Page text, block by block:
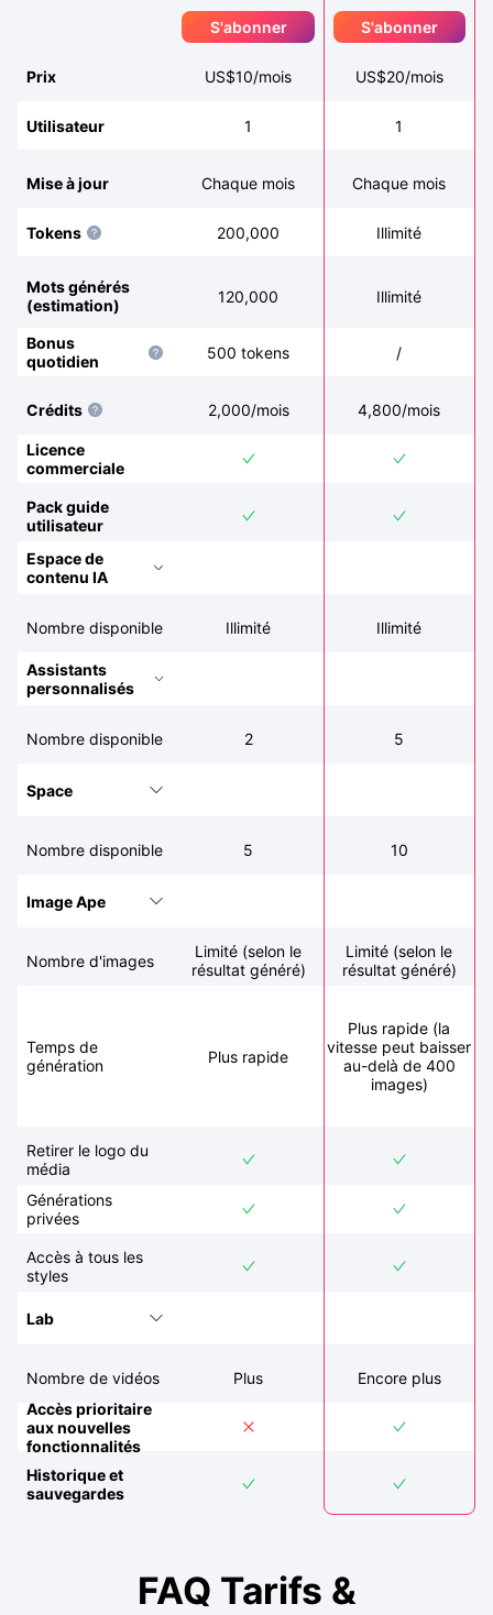
Prix
Utilisateur
Mise à jour
Tokens
Mots générés
(estimation)
Bonus
quotidien
Crédits
Licence
commerciale
Pack guide
utilisateur
Espace de
contenu IA
Nombre disponible
Assistants
personnalisés
Nombre disponible
Space
Nombre disponible
Image Ape
Nombre d'images
Temps de
génération
Retirer le logo du
média
Générations
privées
Accès à tous les
styles
Lab
Nombre de vidéos
Accès prioritaire
aux nouvelles
fonctionnalités
Historique et
sauvegardes
S'abonner
US$10/mois
1
Chaque mois
200,000
120,000
500 tokens
2,000/mois
Illimité
2
5
Limité (selon le
résultat généré)
Plus rapide
Plus
S'abonner
US$20/mois
1
Chaque mois
Illimité
Illimité
/
4,800/mois
Illimité
5
10
Limité (selon le
résultat généré)
Plus rapide (la
vitesse peut baisser
au-delà de 400
images)
Encore plus
FAQ Tarifs &